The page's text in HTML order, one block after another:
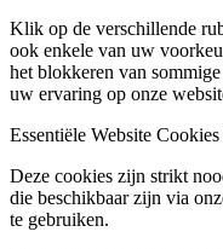
Klik op de verschillende
ook enkele van uw
het blokkeren van
uw ervaring op onze
Essentiële Website Cookies
Deze cookies zijn strikt
die beschikbaar zijn via
te gebruiken.